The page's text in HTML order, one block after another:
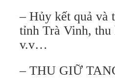
– Hủy kết quả và
tỉnh Trà Vinh, thu
v.v…
– THU GIỮ